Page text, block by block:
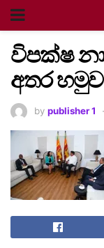
විපක්ෂ
අතර
by publisher 1